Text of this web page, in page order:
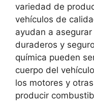
variedad de
vehículos de
ayudan a
duraderos y
química pueden
cuerpo del
los motores y
producir